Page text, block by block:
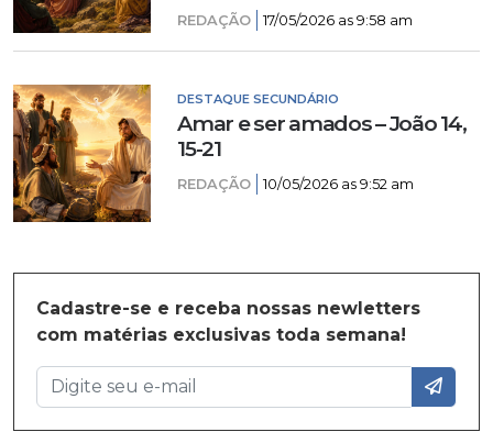
REDAÇÃO 17/05/2026 as 9:58 am
DESTAQUE SECUNDÁRIO
Amar e ser amados – João 14,
15-21
REDAÇÃO 10/05/2026 as 9:52 am
Cadastre-se e receba nossas newletters
com matérias exclusivas toda semana!